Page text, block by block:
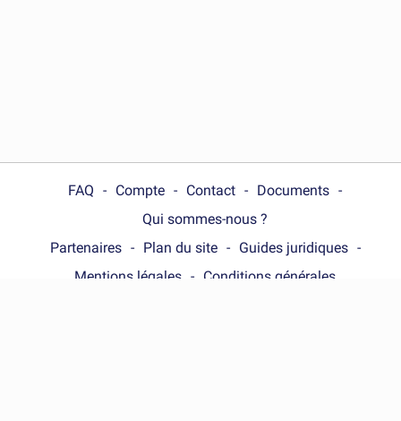
FAQ Compte Contact
Documents
Qui sommes-nous ?
Partenaires
Plan du site
Guides juridiques
Mentions légales
Conditions générales